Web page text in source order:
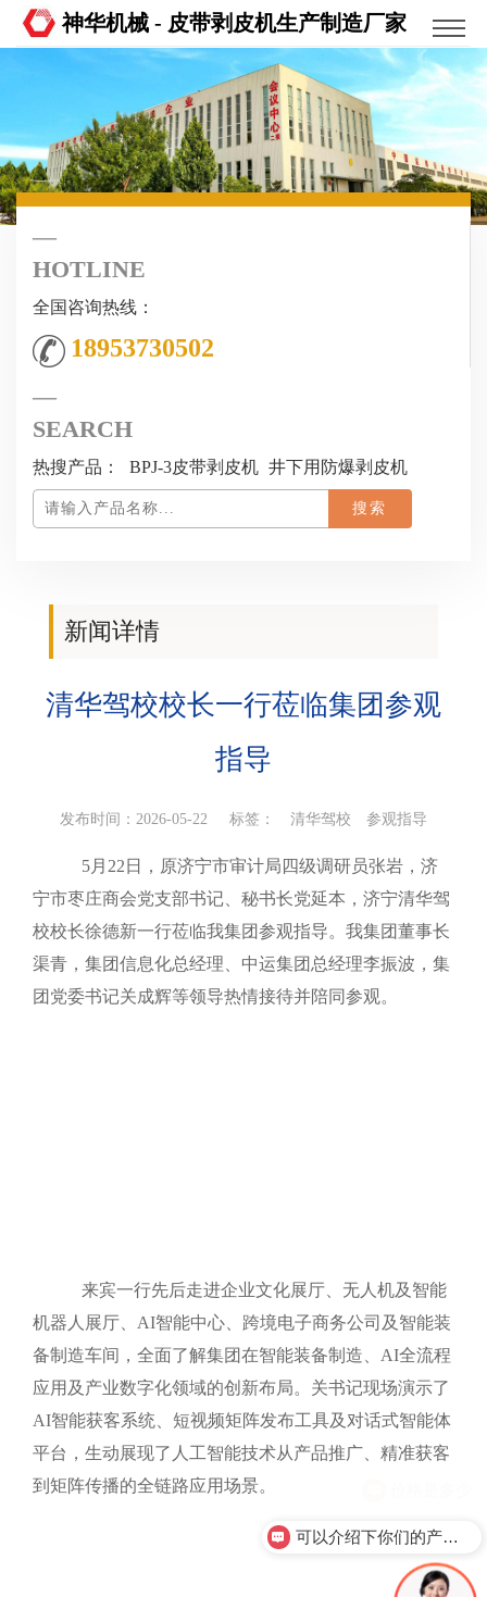
神华机械 - 皮带剥皮机生产制造厂家
HOTLINE
全国咨询热线：
18953730502
SEARCH
热搜产品： BPJ-3皮带剥皮机 井下用防爆剥皮机
新闻详情
清华驾校校长一行莅临集团参观
指导
发布时间：2026-05-22 标签： 清华驾校 参观指导
5月22日，原济宁市审计局四级调研员张岩，济
宁市枣庄商会党支部书记、秘书长党延本，济宁清华驾
校校长徐德新一行莅临我集团参观指导。我集团董事长
渠青，集团信息化总经理、中运集团总经理李振波，集
团党委书记关成辉等领导热情接待并陪同参观。
来宾一行先后走进企业文化展厅、无人机及智能
机器人展厅、 AI智能中心、跨境电子商务公司及智能装
备制造车间，全面了解集团在智能装备制造、AI全流程
应用及产业数字化领域的创新布局。关书记现场演示了
AI智能获客系统、短视频矩阵发布工具及对话式智能体
平台，生动展现了人工智能技术从产品推广、精准获客
到矩阵传播的全链路应用场景。
可以介绍下你们的产品么？